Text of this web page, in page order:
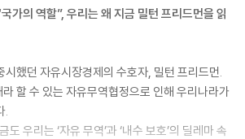
가의 역할”, 우리는 왜 지금 밀턴 프리드먼을 읽
시했던 자유시장경제의 수호자, 밀턴 프리드먼.
할 수 있는 자유무역협정으로 인해 우리나라가
.
우리는 ‘자유 무역’과 ‘내수 보호’의 딜레마 속